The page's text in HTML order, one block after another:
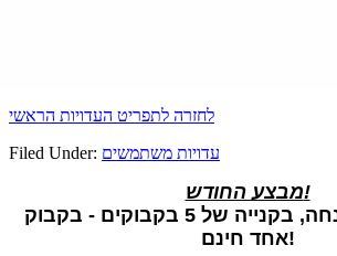
לחזרה לתפריט העדויות הראשי
Filed Under: עדויות משתמשים
מבצע החודש!
בנוסף ל39% הנחה, בקנייה של 5 בקבוקים - בקבוק
אחד חינם!